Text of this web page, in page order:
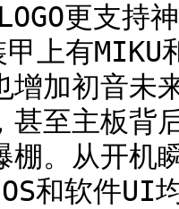
更支持
上有MIKU
增加初音未
甚至主板背
棚。从开机
和软件UI